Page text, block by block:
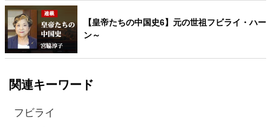
【皇帝たちの中国史6】元の世祖フビライ・ハー
ン～
関連キーワード
フビライ